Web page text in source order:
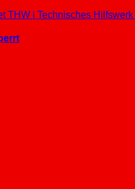
THW | Technisches Hilfswerk